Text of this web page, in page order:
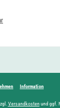
Information
Versandkostenund ggf.